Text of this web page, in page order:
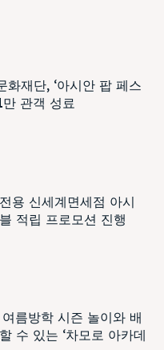
화재단, ‘아시안 팝 페스
관객 성료
용 신세계면세점 아시
적립 프로모션 진행
름방학 시즌 놀이와 배
수 있는 ‘차모로 아카데